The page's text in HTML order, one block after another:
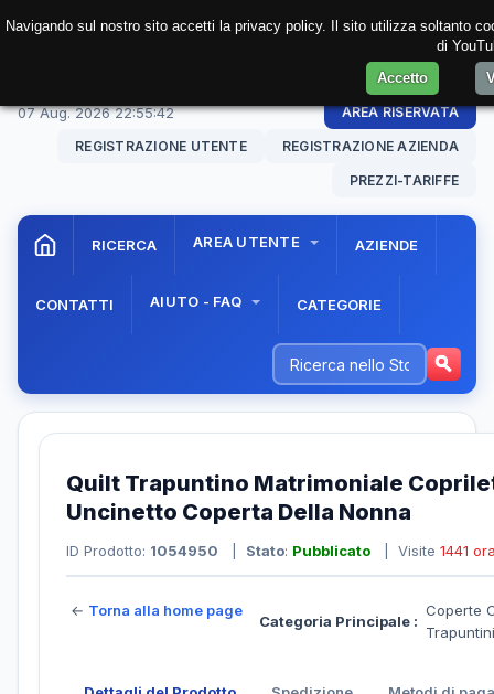
07 Aug. 202622:55:42 AREA RISERVATA
REGISTRAZIONE UTENTE REGISTRAZIONE AZIENDA
PREZZI-TARIFFE
RICERCA AREA UTENTE AZIENDE
CONTATTI AIUTO - FAQ CATEGORIE
Quilt Trapuntino Matrimoniale
Uncinetto Coperta Della Nonna
ID Prodotto: 1054950 Stato: Pubblicato | Visite 1441
← Torna alla home page
Categoria Principale :
Coperte
Navigando sul nostro sito accetti la privacy policy. Il sito utilizza soltanto
di
Accetto